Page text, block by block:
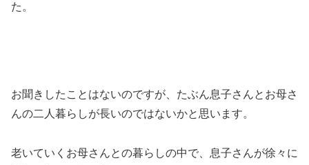
た。
お聞きしたことはないのですが、たぶん息子さんとお母さ
んの二人暮らしが長いのではないかと思います。
老いていくお母さんとの暮らしの中で、息子さんが徐々に